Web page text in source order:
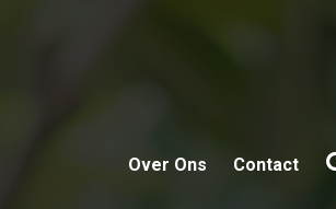
Over Ons Contact